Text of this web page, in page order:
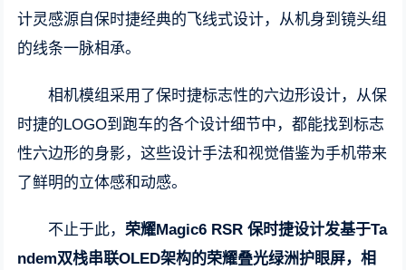
计灵感源自保时捷经典的飞线式设计，从机身到镜头组
的线条一脉相承。
相机模组采用了保时捷标志性的六边形设计，从保
时捷的LOGO到跑车的各个设计细节中，都能找到标志
性六边形的身影，这些设计手法和视觉借鉴为手机带来
了鲜明的立体感和动感。
不止于此， 荣耀Magic6 RSR 保时捷设计发基于Ta
ndem双栈串联OLED架构的荣耀叠光绿洲护眼屏，相